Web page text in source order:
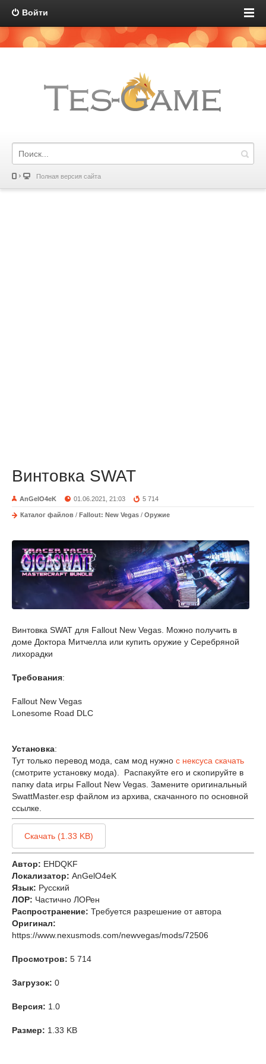
Войти
Полная версия сайта
Винтовка SWAT
AnGelO4eK 01.06.2021, 21:03 5 714
Каталог файлов / Fallout: New Vegas / Оружие
Винтовка SWAT для Fallout New Vegas. Можно получить в
доме Доктора Митчелла или купить оружие у Серебряной
лихорадки
Требования:
Fallout New Vegas
Lonesome Road DLC
Установка:
Тут только перевод мода, сам мод нужно с нексуса скачать
(смотрите установку мода). Распакуйте его и скопируйте в
папку data игры Fallout New Vegas. Замените оригинальный
SwattMaster.esp файлом из архива, скачанного по основной
ссылке.
Скачать (1.33 KB)
Автор: EHDQKF
Локализатор: AnGelO4eK
Язык: Русский
ЛОР: Частично ЛОРен
Распространение: Требуется разрешение от автора
Оригинал:
https://www.nexusmods.com/newvegas/mods/72506
Просмотров: 5 714
Загрузок: 0
Версия: 1.0
Размер: 1.33 KB